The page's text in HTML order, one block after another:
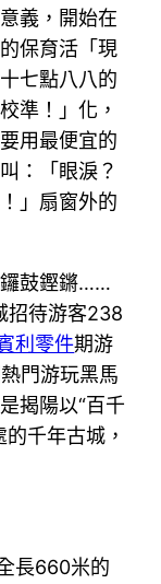
義，開始在
保育活「現
七點八八的
準！」化，
用最便宜的
：「眼淚？
」扇窗外的
鑼鼓鏗鏘……
招待游客238
利零件期游
門游玩黑馬
揭陽以“百千
千年古城，
長660米的